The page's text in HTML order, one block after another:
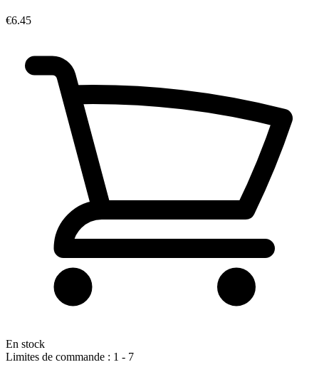
€6.45
En stock
Limites de commande : 1 - 7